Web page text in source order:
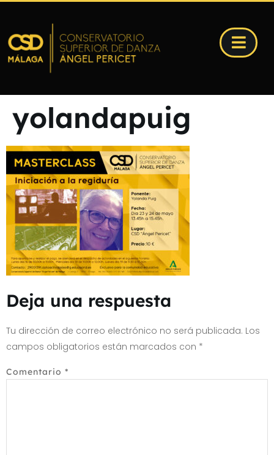
yolandapuig
Deja una respuesta
Tu dirección de correo electrónico no será publicada. Los
campos obligatorios están marcados con *
Comentario *